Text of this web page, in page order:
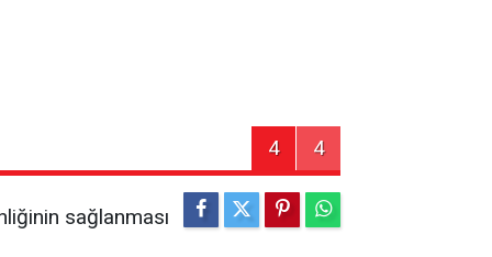
4 4
sağlanması